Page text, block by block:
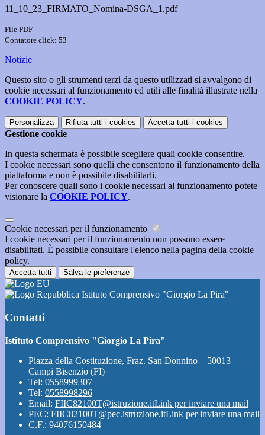
11_10_23_FIRMATO_Nomina-DSGA_1.pdf
File PDF
Contatore click: 53
Notizie
Questo sito o gli strumenti terzi da questo utilizzati si avvalgono di
cookie necessari al funzionamento ed utili alle finalità illustrate nella
COOKIE POLICY.
Personalizza Rifiuta tutti i cookies Accetta tutti i cookies
Gestione cookie
In questa schermata è possibile scegliere quali cookie consentire.
I cookie necessari sono quelli che consentono il funzionamento della
piattaforma e non è possibile disabilitarli.
Per conoscere quali sono i cookie necessari al funzionamento potete
visionare la COOKIE POLICY.
Cookie necessari per il funzionamento
I cookie necessari per il funzionamento non possono essere
disabilitati. È possibile consultare l'elenco nella pagina della cookie
policy.
Accetta tutti Salva le preferenze
Istituto Comprensivo "Giorgio La Pira"
Contatti
Istituto Comprensivo "Giorgio La Pira"
Piazza della Costituzione, Fraz. San Donnino – 50013 –
Campi Bisenzio (FI)
Tel: 0558999307
Tel: 0558998296
Email: FIIC82100T@istruzione.itLink per inviare una mail
PEC: FIIC82100T@pec.istruzione.itLink per inviare una mail
C.F.: 94076150484